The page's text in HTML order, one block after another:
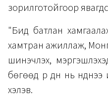
зорилготойгоор
"Бид батлан
хамтран ажиллаж,
шинэчлэх,
бөгөөд үр дүн нь
хэлэв.